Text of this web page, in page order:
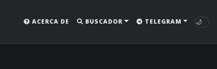
ACERCA DE BUSCADOR TELEGRAM 🌙